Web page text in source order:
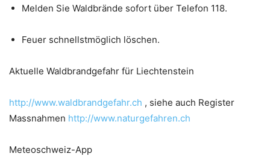
Melden Sie Waldbrände sofort über Telefon 118.
Feuer schnellstmöglich löschen.
Aktuelle Waldbrandgefahr für Liechtenstein
http://www.waldbrandgefahr.ch , siehe auch Register
Massnahmen http://www.naturgefahren.ch
Meteoschweiz-App